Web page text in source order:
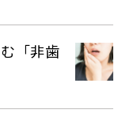
「非歯